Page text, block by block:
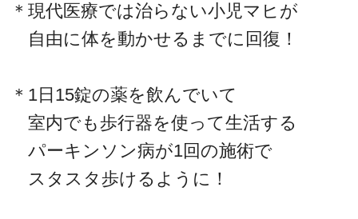
＊現代医療では治らない小児マヒが
自由に体を動かせるまでに回復！
＊1日15錠の薬を飲んでいて
室内でも歩行器を使って生活する
パーキンソン病が1回の施術で
スタスタ歩けるように！